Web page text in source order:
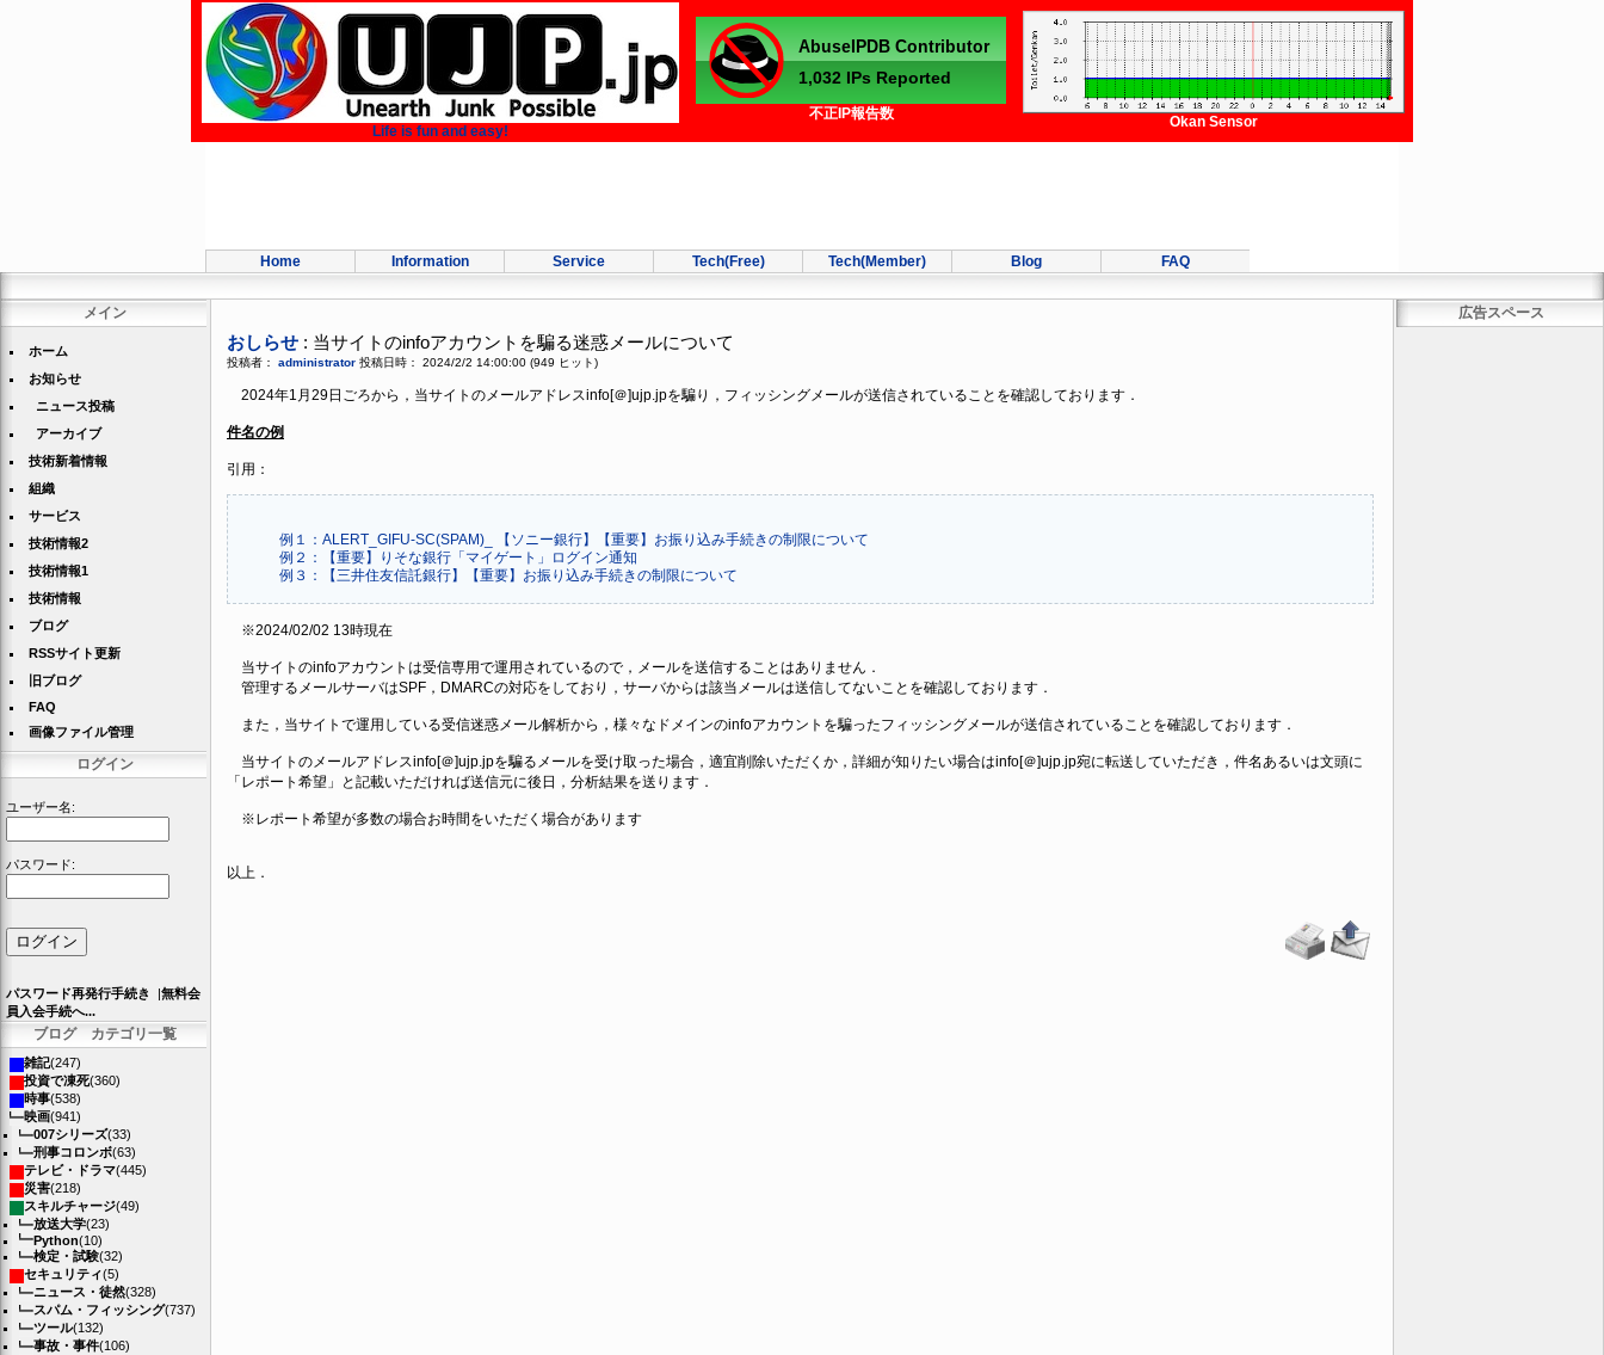
Life is fun and easy!
不正IP報告数
Okan Sensor
Home Information Service Tech(Free) Tech(Member) Blog FAQ
メイン
ホーム
お知らせ
ニュース投稿
アーカイブ
技術新着情報
組織
サービス
技術情報2
技術情報1
技術情報
ブログ
RSSサイト更新
旧ブログ
FAQ
画像ファイル管理
ログイン
ユーザー名:
パスワード:
パスワード再発行手続き |無料会
員入会手続へ...
ブログ カテゴリ一覧
雑記(247)
投資で凍死(360)
時事(538)
映画(941)
007シリーズ(33)
刑事コロンボ(63)
テレビ・ドラマ(445)
災害(218)
スキルチャージ(49)
放送大学(23)
Python(10)
検定・試験(32)
セキュリティ(5)
ニュース・徒然(328)
スパム・フィッシング(737)
ツール(132)
事故・事件(106)
おしらせ : 当サイトのinfoアカウントを騙る迷惑メールについて
投稿者： administrator 投稿日時： 2024/2/2 14:00:00 (949 ヒット)
2024年1月29日ごろから，当サイトのメールアドレスinfo[＠]ujp.jpを騙り，フィッシングメールが送信されていることを確認しております．
件名の例
引用：
例１：ALERT_GIFU-SC(SPAM)_ 【ソニー銀行】【重要】お振り込み手続きの制限について
例２：【重要】りそな銀行「マイゲート」ログイン通知
例３：【三井住友信託銀行】【重要】お振り込み手続きの制限について
※2024/02/02 13時現在
当サイトのinfoアカウントは受信専用で運用されているので，メールを送信することはありません．
管理するメールサーバはSPF，DMARCの対応をしており，サーバからは該当メールは送信してないことを確認しております．
また，当サイトで運用している受信迷惑メール解析から，様々なドメインのinfoアカウントを騙ったフィッシングメールが送信されていることを確認しております．
当サイトのメールアドレスinfo[＠]ujp.jpを騙るメールを受け取った場合，適宜削除いただくか，詳細が知りたい場合はinfo[＠]ujp.jp宛に転送していただき，件名あるいは文頭に
「レポート希望」と記載いただければ送信元に後日，分析結果を送ります．
※レポート希望が多数の場合お時間をいただく場合があります
以上．
広告スペース